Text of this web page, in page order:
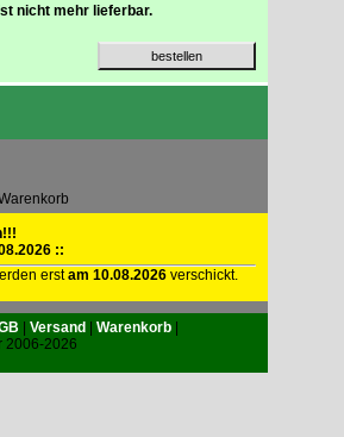
nicht mehr lieferbar.
::
erstam 10.08.2026 verschickt.
| Versand | Warenkorb |
2006-2026